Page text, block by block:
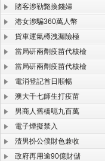
賭客涉勒斃換錢婦
港女涉騙360萬人幣
貨車運氣樽洩漏險極
當局硏兩劑疫苗代核檢
當局硏兩劑疫苗代核檢
電消登記首日順暢
澳大千七師生打疫苗
男商人舊橋呃九百萬
電子煙擬禁入
渣男扮公僕財色兼收
政府再用逾90億財儲